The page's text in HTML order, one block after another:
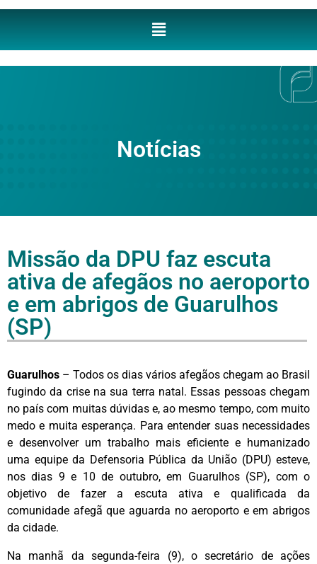
Notícias
Missão da DPU faz escuta
ativa de afegãos no aeroporto
e em abrigos de Guarulhos
(SP)
Guarulhos – Todos os dias vários afegãos chegam ao Brasil
fugindo da crise na sua terra natal. Essas pessoas chegam
no país com muitas dúvidas e, ao mesmo tempo, com muito
medo e muita esperança. Para entender suas necessidades
e desenvolver um trabalho mais eficiente e humanizado
uma equipe da Defensoria Pública da União (DPU) esteve,
nos dias 9 e 10 de outubro, em Guarulhos (SP), com o
objetivo de fazer a escuta ativa e qualificada da
comunidade afegã que aguarda no aeroporto e em abrigos
da cidade.
Na manhã da segunda-feira (9), o secretário de ações